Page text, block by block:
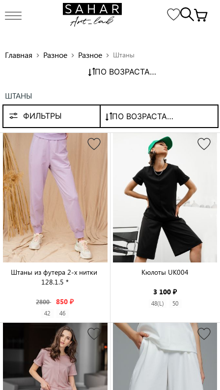
Главная chevron_right Разное chevron_right Разное chevron_right Штаны
ПО ВОЗРАСТАНИЮ ЦЕНЫ
ШТАНЫ
ФИЛЬТРЫ ПО ВОЗРАСТАНИЮ ЦЕНЫ
Штаны из футера 2-х нитки
128.1.5 *
2800 850 ₽
42 46
Кюлоты UK004
3 100 ₽
48(L) 50